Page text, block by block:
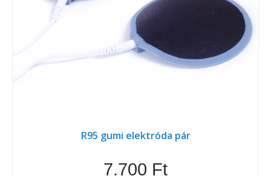
R95 gumi elektróda pár
7.700 Ft